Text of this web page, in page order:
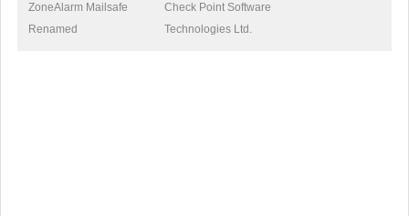
ZoneAlarm Mailsafe
Renamed
Check Point Software
Technologies Ltd.